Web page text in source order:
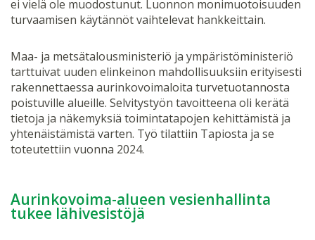
ei vielä ole muodostunut. Luonnon monimuotoisuuden
turvaamisen käytännöt vaihtelevat hankkeittain.
Maa- ja metsätalousministeriö ja ympäristöministeriö
tarttuivat uuden elinkeinon mahdollisuuksiin erityisesti
rakennettaessa aurinkovoimaloita turvetuotannosta
poistuville alueille. Selvitystyön tavoitteena oli kerätä
tietoja ja näkemyksiä toimintatapojen kehittämistä ja
yhtenäistämistä varten. Työ tilattiin Tapiosta ja se
toteutettiin vuonna 2024.
Aurinkovoima-alueen vesienhallinta
tukee lähivesistöjä